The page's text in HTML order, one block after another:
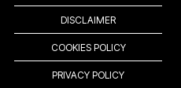
DISCLAIMER
COOKIES POLICY
PRIVACY POLICY